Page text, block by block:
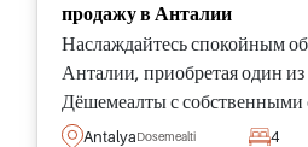
продажу в Анталии
Наслаждайтесь спокойным
Анталии, приобретая один
Дёшемеалты с собственными
- идеальное место для
AntalyaDosemealti 4